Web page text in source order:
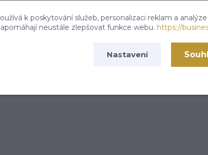
salátech.
chuti), paprika, cibule, pepř bílý, petržel.
tř.113,Kardašova Řečice, 37821
k poskytování služeb, personalizaci reklam a
neustále zlepšovat funkce webu. https://
Nastavení